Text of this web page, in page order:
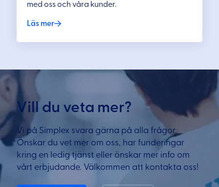
med oss och våra kunder.
Läs mer
Vill du veta mer?
Vi på Simplex svara gärna på alla frågor.
Önskar du vet mer om oss, har funderingar
kring en ledig tjänst eller önskar mer info om
vårt erbjudande. Välkommen att kontakta oss!